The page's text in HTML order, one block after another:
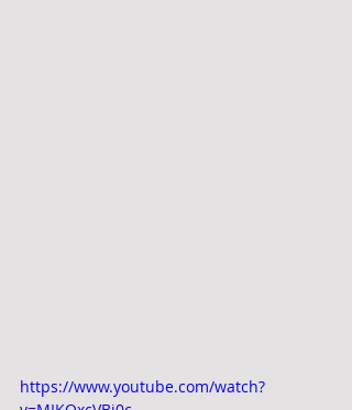
https://www.youtube.com/watch?